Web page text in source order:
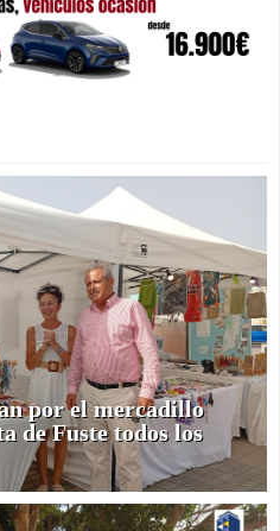
por el mercadillo
de Fuste todos los